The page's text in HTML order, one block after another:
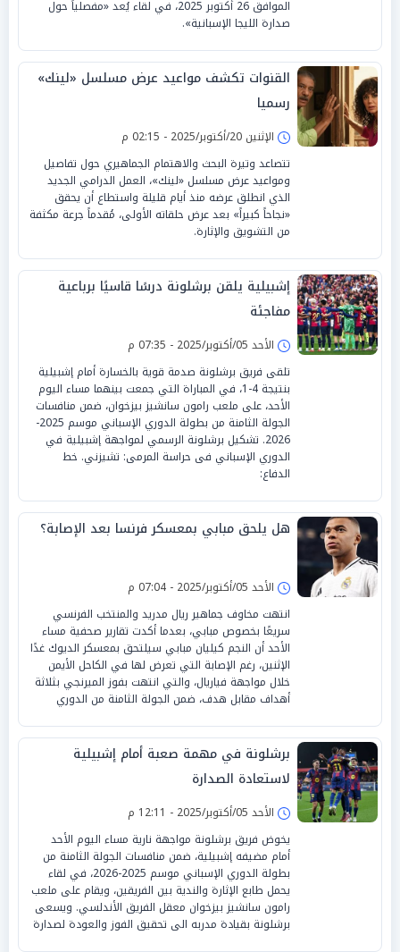
الموافق 26 أكتوبر 2025، في لقاء يُعد «مفصلياً حول
صدارة الليجا الإسبانية».
القنوات تكشف مواعيد عرض مسلسل «لينك»
رسميا
الإثنين 20/أكتوبر/2025 - 02:15 م
تتصاعد وتيرة البحث والاهتمام الجماهيري حول تفاصيل
ومواعيد عرض مسلسل «لينك»، العمل الدرامي الجديد
الذي انطلق عرضه منذ أيام قليلة واستطاع أن يحقق
«نجاحاً كبيراً» بعد عرض حلقاته الأولى، مُقدماً جرعة مكثفة
من التشويق والإثارة.
إشبيلية يلقن برشلونة درسًا قاسيًا برباعية
مفاجئة
الأحد 05/أكتوبر/2025 - 07:35 م
تلقى فريق برشلونة صدمة قوية بالخسارة أمام إشبيلية
بنتيجة 4-1، في المباراة التي جمعت بينهما مساء اليوم
الأحد، على ملعب رامون سانشيز بيزخوان، ضمن منافسات
الجولة الثامنة من بطولة الدوري الإسباني موسم 2025-
2026. تشكيل برشلونة الرسمي لمواجهة إشبيلية في
الدوري الإسباني فى حراسة المرمى: تشيزني. خط
الدفاع:
هل يلحق مبابي بمعسكر فرنسا بعد الإصابة؟
الأحد 05/أكتوبر/2025 - 07:04 م
انتهت مخاوف جماهير ريال مدريد والمنتخب الفرنسي
سريعًا بخصوص مبابي، بعدما أكدت تقارير صحفية مساء
الأحد أن النجم كيليان مبابي سيلتحق بمعسكر الديوك غدًا
الإثنين، رغم الإصابة التي تعرض لها في الكاحل الأيمن
خلال مواجهة فياريال، والتي انتهت بفوز الميرنجي بثلاثة
أهداف مقابل هدف، ضمن الجولة الثامنة من الدوري
برشلونة في مهمة صعبة أمام إشبيلية
لاستعادة الصدارة
الأحد 05/أكتوبر/2025 - 12:11 م
يخوض فريق برشلونة مواجهة نارية مساء اليوم الأحد
أمام مضيفه إشبيلية، ضمن منافسات الجولة الثامنة من
بطولة الدوري الإسباني موسم 2025-2026، في لقاء
يحمل طابع الإثارة والندية بين الفريقين، ويقام على ملعب
رامون سانشيز بيزخوان معقل الفريق الأندلسي. ويسعى
برشلونة بقيادة مدربه الى تحقيق الفوز والعودة لصدارة